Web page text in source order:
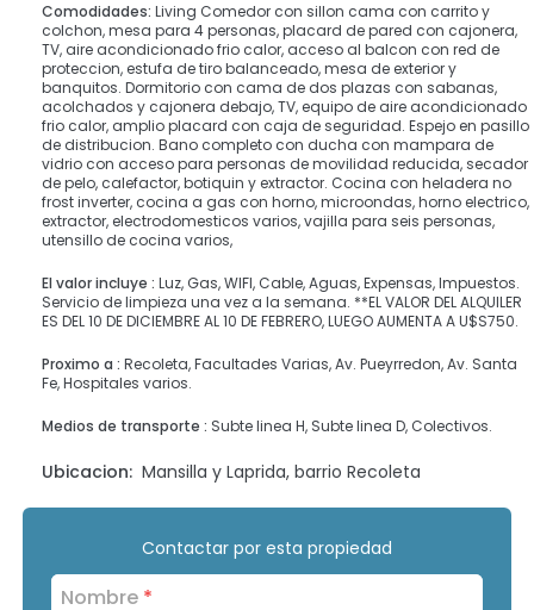
Comodidades: Living Comedor con sillon cama con carrito y
colchon, mesa para 4 personas, placard de pared con cajonera,
TV, aire acondicionado frio calor, acceso al balcon con red de
proteccion, estufa de tiro balanceado, mesa de exterior y
banquitos. Dormitorio con cama de dos plazas con sabanas,
acolchados y cajonera debajo, TV, equipo de aire acondicionado
frio calor, amplio placard con caja de seguridad. Espejo en pasillo
de distribucion. Bano completo con ducha con mampara de
vidrio con acceso para personas de movilidad reducida, secador
de pelo, calefactor, botiquin y extractor. Cocina con heladera no
frost inverter, cocina a gas con horno, microondas, horno electrico,
extractor, electrodomesticos varios, vajilla para seis personas,
utensillo de cocina varios,
El valor incluye : Luz, Gas, WIFI, Cable, Aguas, Expensas, Impuestos.
Servicio de limpieza una vez a la semana. **EL VALOR DEL ALQUILER
ES DEL 10 DE DICIEMBRE AL 10 DE FEBRERO, LUEGO AUMENTA A U$S750.
Proximo a : Recoleta, Facultades Varias, Av. Pueyrredon, Av. Santa
Fe, Hospitales varios.
Medios de transporte : Subte linea H, Subte linea D, Colectivos.
Ubicacion: Mansilla y Laprida, barrio Recoleta
Contactar por esta propiedad
Nombre *